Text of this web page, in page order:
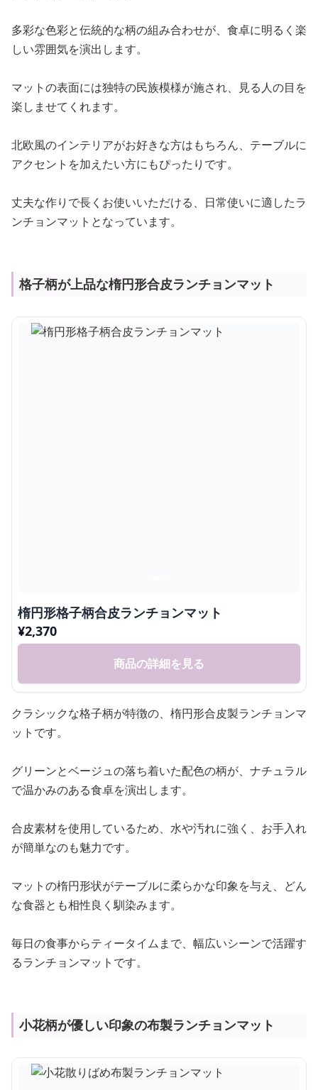
多彩な色彩と伝統的な柄の組み合わせが、食卓に明るく楽
しい雰囲気を演出します。
マットの表面には独特の民族模様が施され、見る人の目を
楽しませてくれます。
北欧風のインテリアがお好きな方はもちろん、テーブルに
アクセントを加えたい方にもぴったりです。
丈夫な作りで長くお使いいただける、日常使いに適したラ
ンチョンマットとなっています。
格子柄が上品な楕円形合皮ランチョンマット
楕円形格子柄合皮ランチョンマット
¥2,370
商品の詳細を見る
クラシックな格子柄が特徴の、楕円形合皮製ランチョンマ
ットです。
グリーンとベージュの落ち着いた配色の柄が、ナチュラル
で温かみのある食卓を演出します。
合皮素材を使用しているため、水や汚れに強く、お手入れ
が簡単なのも魅力です。
マットの楕円形状がテーブルに柔らかな印象を与え、どん
な食器とも相性良く馴染みます。
毎日の食事からティータイムまで、幅広いシーンで活躍す
るランチョンマットです。
小花柄が優しい印象の布製ランチョンマット